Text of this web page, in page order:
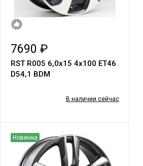
7690 ₽
RST R005 6,0х15 4х100 ЕТ46
D54,1 BDM
В наличии сейчас
Новинка